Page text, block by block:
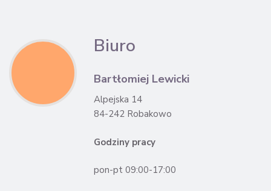
Biuro
Bartłomiej Lewicki
Alpejska 14
84-242 Robakowo
Godziny pracy
pon-pt 09:00-17:00